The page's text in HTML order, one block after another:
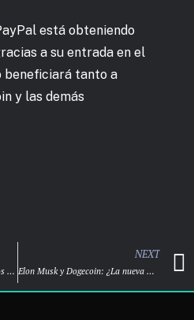
está obteniendo
a su entrada en el
beneficiará tanto a
y las demás
Airbnb analiza implementar pagos con bitcoin y criptomonedas en 2022
NEXT
Elon Musk y Dogecoin: ¿La nueva moneda de Twitter?